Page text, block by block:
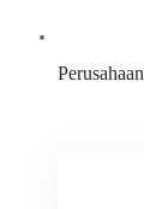
Perusahaan